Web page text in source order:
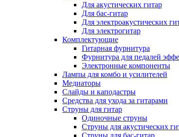
Для акустических гитар
Для бас-гитар
Для электроакустических
Для электрогитар
Комплектующие
Гитарная фурнитура
Фурнитура для педалей
Электронные компоненты
Лампы для комбо и усилителей
Медиаторы
Слайды и каподастры
Средства для ухода за гитарами
Струны для гитар
Одиночные струны
Струны для акустических
Струны для бас-гитар